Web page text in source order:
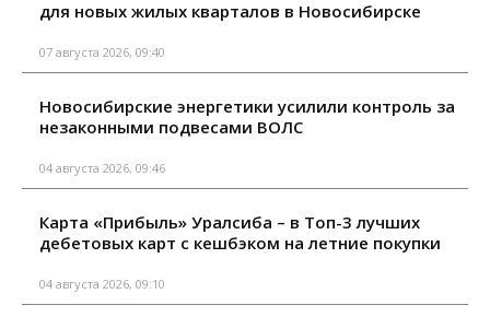
для новых жилых кварталов в Новосибирске
07 августа 2026, 09:40
Новосибирские энергетики усилили контроль за
незаконными подвесами ВОЛС
04 августа 2026, 09:46
Карта «Прибыль» Уралсиба – в Топ-3 лучших
дебетовых карт с кешбэком на летние покупки
04 августа 2026, 09:10